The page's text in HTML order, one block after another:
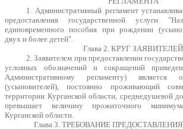
1. Административный регламент
предоставления государственной услуги
единовременного пособия при рождении
двух и более детей".
Глава 2. КРУГ ЗАЯВИТЕЛЕЙ
2. Заявителем при предоставлении
условных обозначений и сокращений
Административному регламенту)
(усыновителей), постоянно проживающий
территории Курганской области, среднедушевой
превышает величину прожиточного
Курганской области.
Глава 3. ТРЕБОВАНИЕ